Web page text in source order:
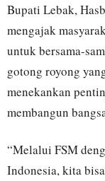
Bupati Lebak,
mengajak
untuk bersama-
gotong royong
menekankan
membangun
“Melalui FSM
Indonesia, kita